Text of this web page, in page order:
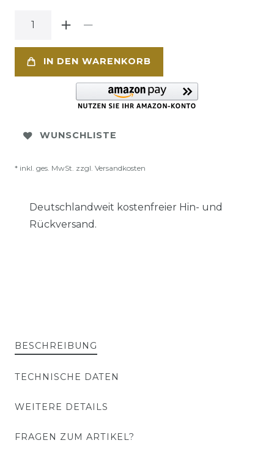
IN DEN WARENKORB
WUNSCHLISTE
* inkl. ges. MwSt. zzgl. Versandkosten
Deutschlandweit kostenfreier Hin- und
Rückversand.
BESCHREIBUNG
TECHNISCHE DATEN
WEITERE DETAILS
FRAGEN ZUM ARTIKEL?